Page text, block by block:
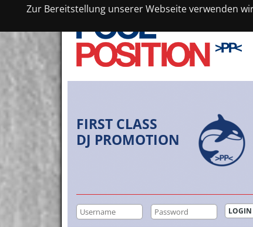
Zur Bereitstellung unserer Webseite verwenden
FIRST CLASS
DJ PROMOTION